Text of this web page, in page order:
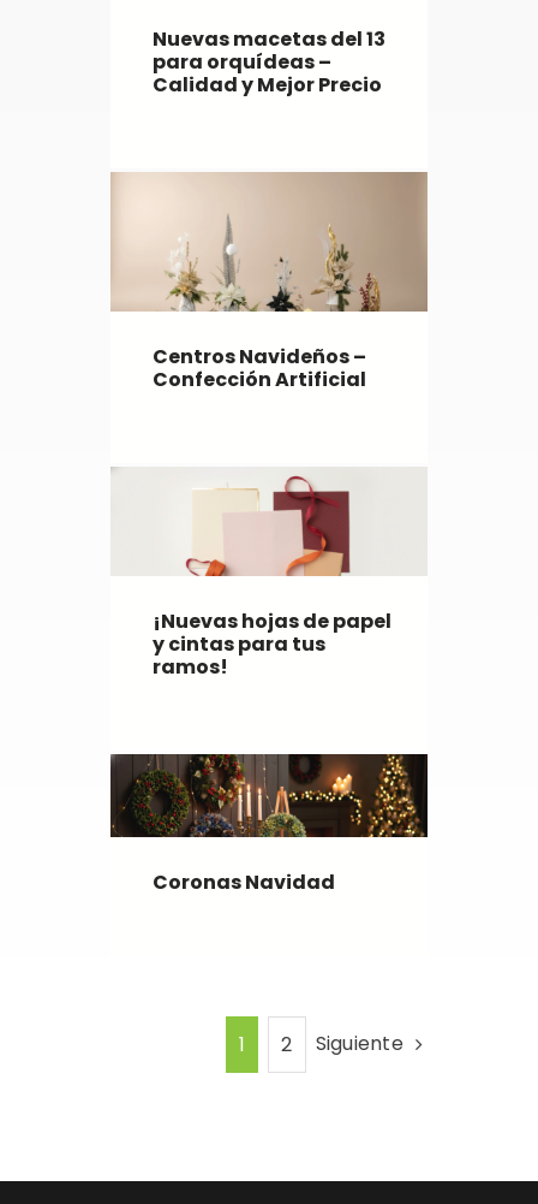
Nuevas macetas del 13
para orquídeas –
Calidad y Mejor Precio
Centros Navideños –
Confección Artificial
¡Nuevas hojas de papel
y cintas para tus
ramos!
Coronas Navidad
1 2 Siguiente